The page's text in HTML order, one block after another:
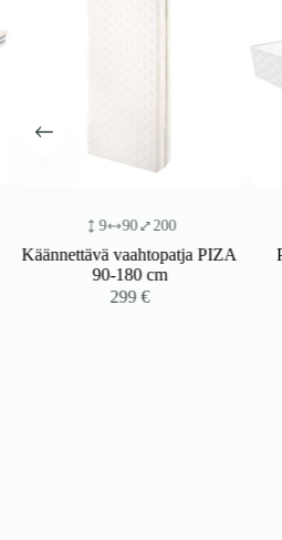
9 90 200
Käännettävä vaahtopatja PIZA
90-180 cm
299€